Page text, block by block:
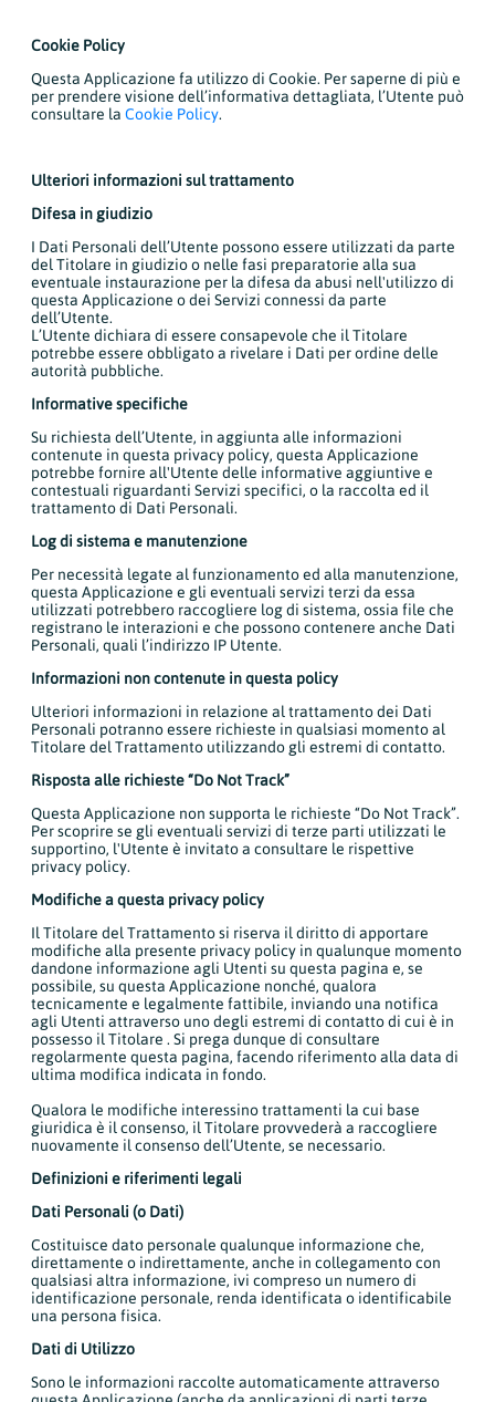
Cookie Policy
Questa Applicazione fa utilizzo di Cookie. Per saperne di più e
per prendere visione dell’informativa dettagliata, l’Utente può
consultare la Cookie Policy.
Ulteriori informazioni sul trattamento
Difesa in giudizio
I Dati Personali dell’Utente possono essere utilizzati da parte
del Titolare in giudizio o nelle fasi preparatorie alla sua
eventuale instaurazione per la difesa da abusi nell'utilizzo di
questa Applicazione o dei Servizi connessi da parte
dell’Utente.
L’Utente dichiara di essere consapevole che il Titolare
potrebbe essere obbligato a rivelare i Dati per ordine delle
autorità pubbliche.
Informative specifiche
Su richiesta dell’Utente, in aggiunta alle informazioni
contenute in questa privacy policy, questa Applicazione
potrebbe fornire all'Utente delle informative aggiuntive e
contestuali riguardanti Servizi specifici, o la raccolta ed il
trattamento di Dati Personali.
Log di sistema e manutenzione
Per necessità legate al funzionamento ed alla manutenzione,
questa Applicazione e gli eventuali servizi terzi da essa
utilizzati potrebbero raccogliere log di sistema, ossia file che
registrano le interazioni e che possono contenere anche Dati
Personali, quali l’indirizzo IP Utente.
Informazioni non contenute in questa policy
Ulteriori informazioni in relazione al trattamento dei Dati
Personali potranno essere richieste in qualsiasi momento al
Titolare del Trattamento utilizzando gli estremi di contatto.
Risposta alle richieste “Do Not Track”
Questa Applicazione non supporta le richieste “Do Not Track”.
Per scoprire se gli eventuali servizi di terze parti utilizzati le
supportino, l'Utente è invitato a consultare le rispettive
privacy policy.
Modifiche a questa privacy policy
Il Titolare del Trattamento si riserva il diritto di apportare
modifiche alla presente privacy policy in qualunque momento
dandone informazione agli Utenti su questa pagina e, se
possibile, su questa Applicazione nonché, qualora
tecnicamente e legalmente fattibile, inviando una notifica
agli Utenti attraverso uno degli estremi di contatto di cui è in
possesso il Titolare . Si prega dunque di consultare
regolarmente questa pagina, facendo riferimento alla data di
ultima modifica indicata in fondo.
Qualora le modifiche interessino trattamenti la cui base
giuridica è il consenso, il Titolare provvederà a raccogliere
nuovamente il consenso dell’Utente, se necessario.
Definizioni e riferimenti legali
Dati Personali (o Dati)
Costituisce dato personale qualunque informazione che,
direttamente o indirettamente, anche in collegamento con
qualsiasi altra informazione, ivi compreso un numero di
identificazione personale, renda identificata o identificabile
una persona fisica.
Dati di Utilizzo
Sono le informazioni raccolte automaticamente attraverso